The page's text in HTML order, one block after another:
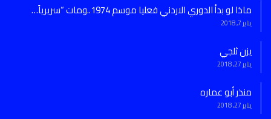
ماذا لو بدأ الدوري الاردني فعليا موسم 1974..ومات “سريرياً…
يناير 7, 2018
يزن ثلجي
يناير 27, 2018
منذر أبو عماره
يناير 27, 2018